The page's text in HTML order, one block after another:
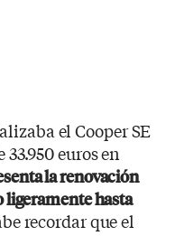
el Cooper SE
euros en
la renovación
ligeramente hasta
recordar que el